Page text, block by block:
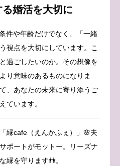
婚活を大切に
件や年齢だけでなく、「一緒
視点を大切にしています。こ
過ごしたいのか。その想像を
り意味のあるものになりま
、あなたの未来に寄り添うご
ています。
縁cafe（えんかふぇ）」🌸夫
ポートがモットー。リーズナ
縁を守ります👫。